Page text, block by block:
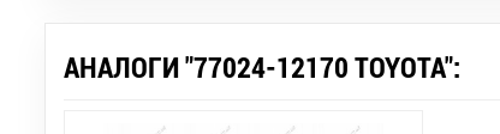
АНАЛОГИ "77024-12170 TOYOTA":